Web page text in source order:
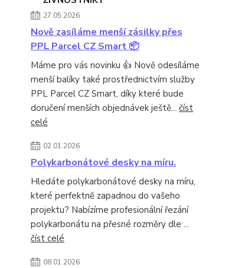
27.05.2026
Nově zasíláme menší zásilky přes
PPL Parcel CZ Smart 📦
Máme pro vás novinku 👍 Nově odesíláme
menší balíky také prostřednictvím služby
PPL Parcel CZ Smart, díky které bude
doručení menších objednávek ještě... číst
celé
02.01.2026
Polykarbonátové desky na míru.
Hledáte polykarbonátové desky na míru,
které perfektně zapadnou do vašeho
projektu? Nabízíme profesionální řezání
polykarbonátu na přesné rozměry dle ...
číst celé
08.01.2026